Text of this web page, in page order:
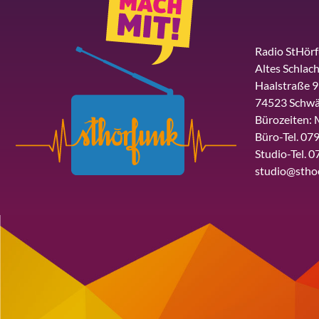
Radio
Altes
Haalstraße
74523
Bürozeiten:
Büro-Tel.
Studio-Tel.